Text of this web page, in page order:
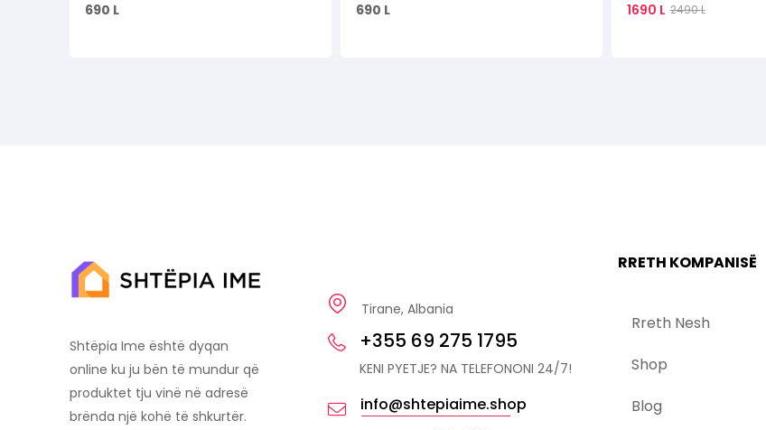
690 L 690 L
2490L
1690 L
Shtëpia Ime është dyqan
online ku ju bën të mundur që
produktet tju vinë në adresë
brënda një kohë të shkurtër.
Tirane, Albania
+355 69 275 1795
KENI PYETJE? NA TELEFONONI 24/7!
info@shtepiaime.shop
RRETH KOMPANISË
Rreth Nesh
Shop
Blog